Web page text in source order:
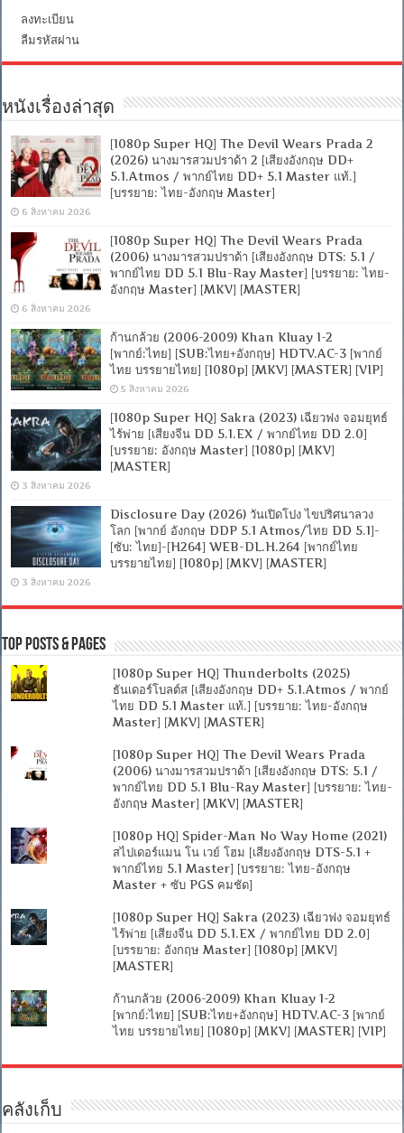
ลงทะเบียน
ลืมรหัสผ่าน
หนังเรื่องล่าสุด
[1080p Super HQ] The Devil Wears Prada 2
(2026) นางมารสวมปราด้า 2 [เสียงอังกฤษ DD+
5.1.Atmos / พากย์ไทย DD+ 5.1 Master แท้.]
[บรรยาย: ไทย-อังกฤษ Master]
6 สิงหาคม 2026
[1080p Super HQ] The Devil Wears Prada
(2006) นางมารสวมปราด้า [เสียงอังกฤษ DTS: 5.1 /
พากย์ไทย DD 5.1 Blu-Ray Master] [บรรยาย: ไทย-
อังกฤษ Master] [MKV] [MASTER]
6 สิงหาคม 2026
ก้านกล้วย (2006-2009) Khan Kluay 1-2
[พากย์:ไทย] [SUB:ไทย+อังกฤษ] HDTV.AC-3 [พากย์
ไทย บรรยายไทย] [1080p] [MKV] [MASTER] [VIP]
5 สิงหาคม 2026
[1080p Super HQ] Sakra (2023) เฉียวฟง จอมยุทธ์
ไร้พ่าย [เสียงจีน DD 5.1.EX / พากย์ไทย DD 2.0]
[บรรยาย: อังกฤษ Master] [1080p] [MKV]
[MASTER]
3 สิงหาคม 2026
Disclosure Day (2026) วันเปิดโปง ไขปริศนาลวง
โลก [พากย์ อังกฤษ DDP 5.1 Atmos/ไทย DD 5.1]-
[ซับ: ไทย]-[H264] WEB-DL.H.264 [พากย์ไทย
บรรยายไทย] [1080p] [MKV] [MASTER]
3 สิงหาคม 2026
Top Posts & Pages
[1080p Super HQ] Thunderbolts (2025)
ธันเดอร์โบลต์ส [เสียงอังกฤษ DD+ 5.1.Atmos / พากย์
ไทย DD 5.1 Master แท้.] [บรรยาย: ไทย-อังกฤษ
Master] [MKV] [MASTER]
[1080p Super HQ] The Devil Wears Prada
(2006) นางมารสวมปราด้า [เสียงอังกฤษ DTS: 5.1 /
พากย์ไทย DD 5.1 Blu-Ray Master] [บรรยาย: ไทย-
อังกฤษ Master] [MKV] [MASTER]
[1080p HQ] Spider-Man No Way Home (2021)
สไปเดอร์แมน โน เวย์ โฮม [เสียงอังกฤษ DTS-5.1 +
พากย์ไทย 5.1 Master] [บรรยาย: ไทย-อังกฤษ
Master + ซับ PGS คมชัด]
[1080p Super HQ] Sakra (2023) เฉียวฟง จอมยุทธ์
ไร้พ่าย [เสียงจีน DD 5.1.EX / พากย์ไทย DD 2.0]
[บรรยาย: อังกฤษ Master] [1080p] [MKV]
[MASTER]
ก้านกล้วย (2006-2009) Khan Kluay 1-2
[พากย์:ไทย] [SUB:ไทย+อังกฤษ] HDTV.AC-3 [พากย์
ไทย บรรยายไทย] [1080p] [MKV] [MASTER] [VIP]
คลังเก็บ